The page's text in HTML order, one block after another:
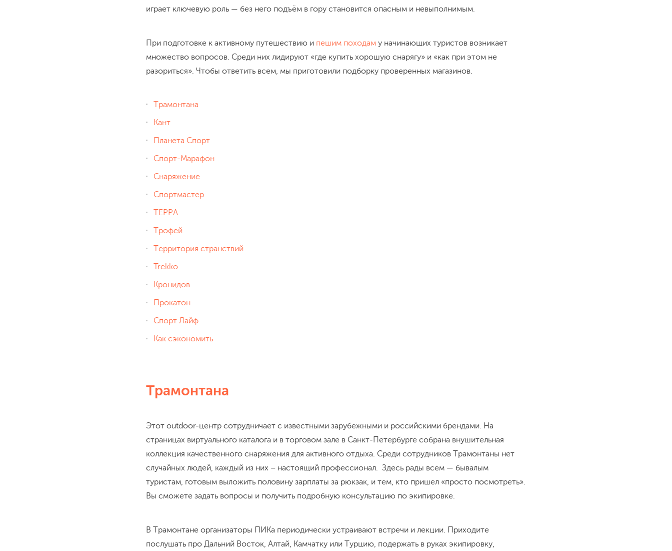
играет ключевую роль — без него подъём в гору становится опасным и невыполнимым.
При подготовке к активному путешествию и пешим походам у начинающих туристов возникает
множество вопросов. Среди них лидируют «где купить хорошую снарягу» и «как при этом не
разориться». Чтобы ответить всем, мы приготовили подборку проверенных магазинов.
Трамонтана
Кант
Планета Спорт
Спорт-Марафон
Снаряжение
Спортмастер
ТЕРРА
Трофей
Территория странствий
Trekko
Кронидов
Прокатон
Спорт Лайф
Как сэкономить
Трамонтана
Этот outdoor-центр сотрудничает с известными зарубежными и российскими брендами. На
страницах виртуального каталога и в торговом зале в Санкт-Петербурге собрана внушительная
коллекция качественного снаряжения для активного отдыха. Среди сотрудников Трамонтаны нет
случайных людей, каждый из них – настоящий профессионал. Здесь рады всем — бывалым
туристам, готовым выложить половину зарплаты за рюкзак, и тем, кто пришел «просто посмотреть».
Вы сможете задать вопросы и получить подробную консультацию по экипировке.
В Трамонтане организаторы ПИКа периодически устраивают встречи и лекции. Приходите
послушать про Дальний Восток, Алтай, Камчатку или Турцию, подержать в руках экипировку,